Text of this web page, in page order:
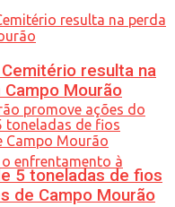
resulta na
Mourão
5 toneladas de fios
de Campo Mourão